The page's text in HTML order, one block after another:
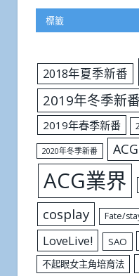
標籤
2018年夏季新番
2019年冬季新番
2019年春季新番
2020年冬季新番
ACG業界
cosplay Fate/
LoveLive! SAO
不起眼女主角培育法